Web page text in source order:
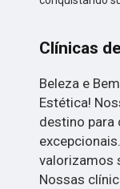
Clínicas
Beleza e
Estética!
destino para
valorizamos
Nossas